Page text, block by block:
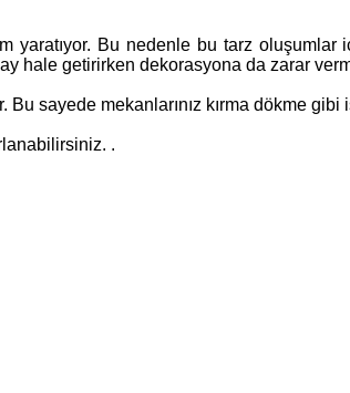
yaratıyor. Bu nedenle bu tarz
hale getirirken dekorasyona da zarar
Bu sayede mekanlarınız kırma dökme
.